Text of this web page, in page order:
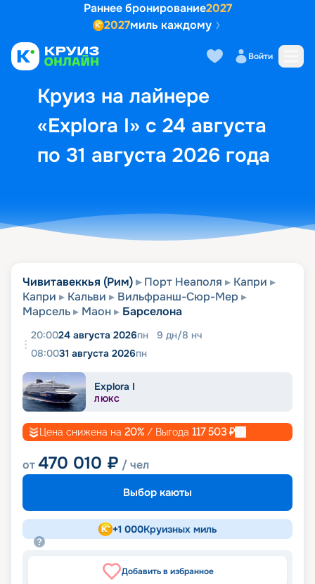
Раннее бронирование2027
2027миль каждому
Войти
Круиз на лайнере
«Explora I» с 24 августа
по 31 августа 2026 года
Выбор кают Маршрут и
Чивитавеккья (Рим) Порт Неаполя
Капри
Капри
Кальви
Вильфранш-Сюр-Мер
Марсель
Маон Барселона
20:0024 августа 2026пн 9 дн/8 нч
08:0031 августа 2026пн
Explora I
ЛЮКС
Цена снижена на 20% / Выгода 117 503 ₽
от470 010 ₽ / чел
Выбор каюты
+1 000Круизных миль
Добавить в избранное